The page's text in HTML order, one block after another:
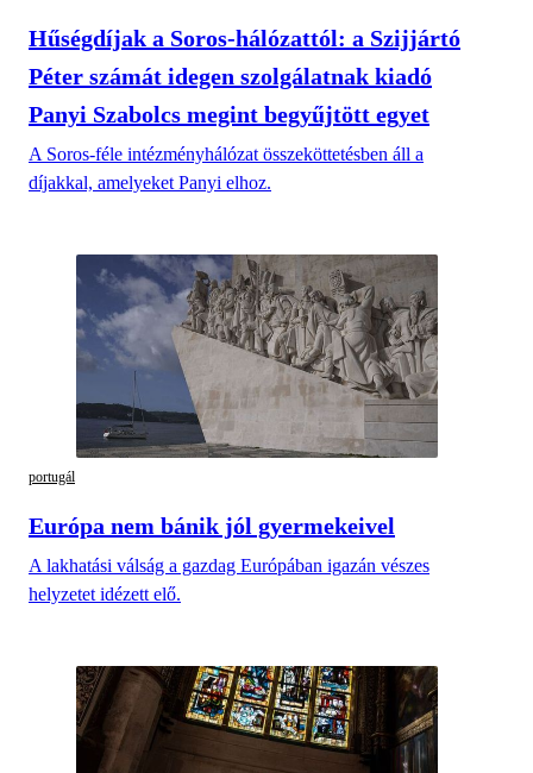
Hűségdíjak a Soros-hálózattól: a Szijjártó
Péter számát idegen szolgálatnak kiadó
Panyi Szabolcs megint begyűjtött egyet
A Soros-féle intézményhálózat összeköttetésben áll a
díjakkal, amelyeket Panyi elhoz.
portugál
Európa nem bánik jól gyermekeivel
A lakhatási válság a gazdag Európában igazán vészes
helyzetet idézett elő.